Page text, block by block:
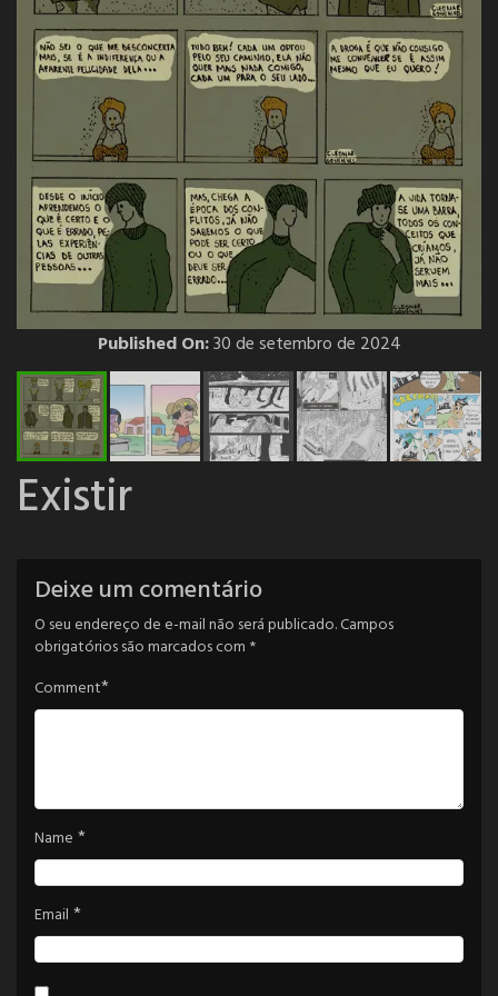
Published On:30 de setembro de 2024
Existir
Deixe um comentário
O seu endereço de e-mail não será publicado.Campos
obrigatórios são marcados com *
Comment*
Name *
Email *